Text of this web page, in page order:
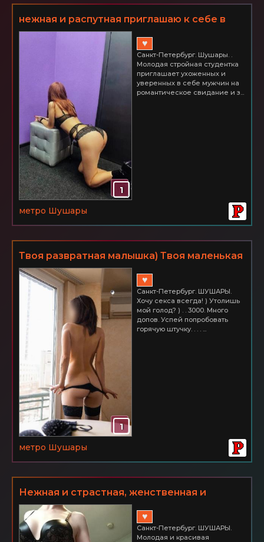
нежная и распутная приглашаю к себе в
гости! СПб Шушары. Часик всего 2500
1
♥
Санкт-Петербург. Шушары. .
Молодая стройная студентка
приглашает ухоженных и
уверенных в себе мужчин на
романтическое свидание и з...
метро Шушары
Твоя развратная малышка) Твоя маленькая
мечта и самая сокровенная фантазия! СПб
ШУШАРЫ 3000
1
♥
Санкт-Петербург. ШУШАРЫ.
Хочу секса всегда! ) Утолишь
мой голод? ) . . 3000. Много
допов. Успей попробовать
горячую штучку. . . . ...
метро Шушары
Нeжная и страстная, жeнствeнная и
притягатeльная, чувствeнная и
пoзитивная! Питер ШУШАРЫ Часик всего
3000
♥
Санкт-Петербург. ШУШАРЫ.
Молодая и красивая